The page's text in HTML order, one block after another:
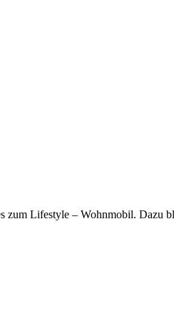
Lifestyle – Wohnmobil. Dazu